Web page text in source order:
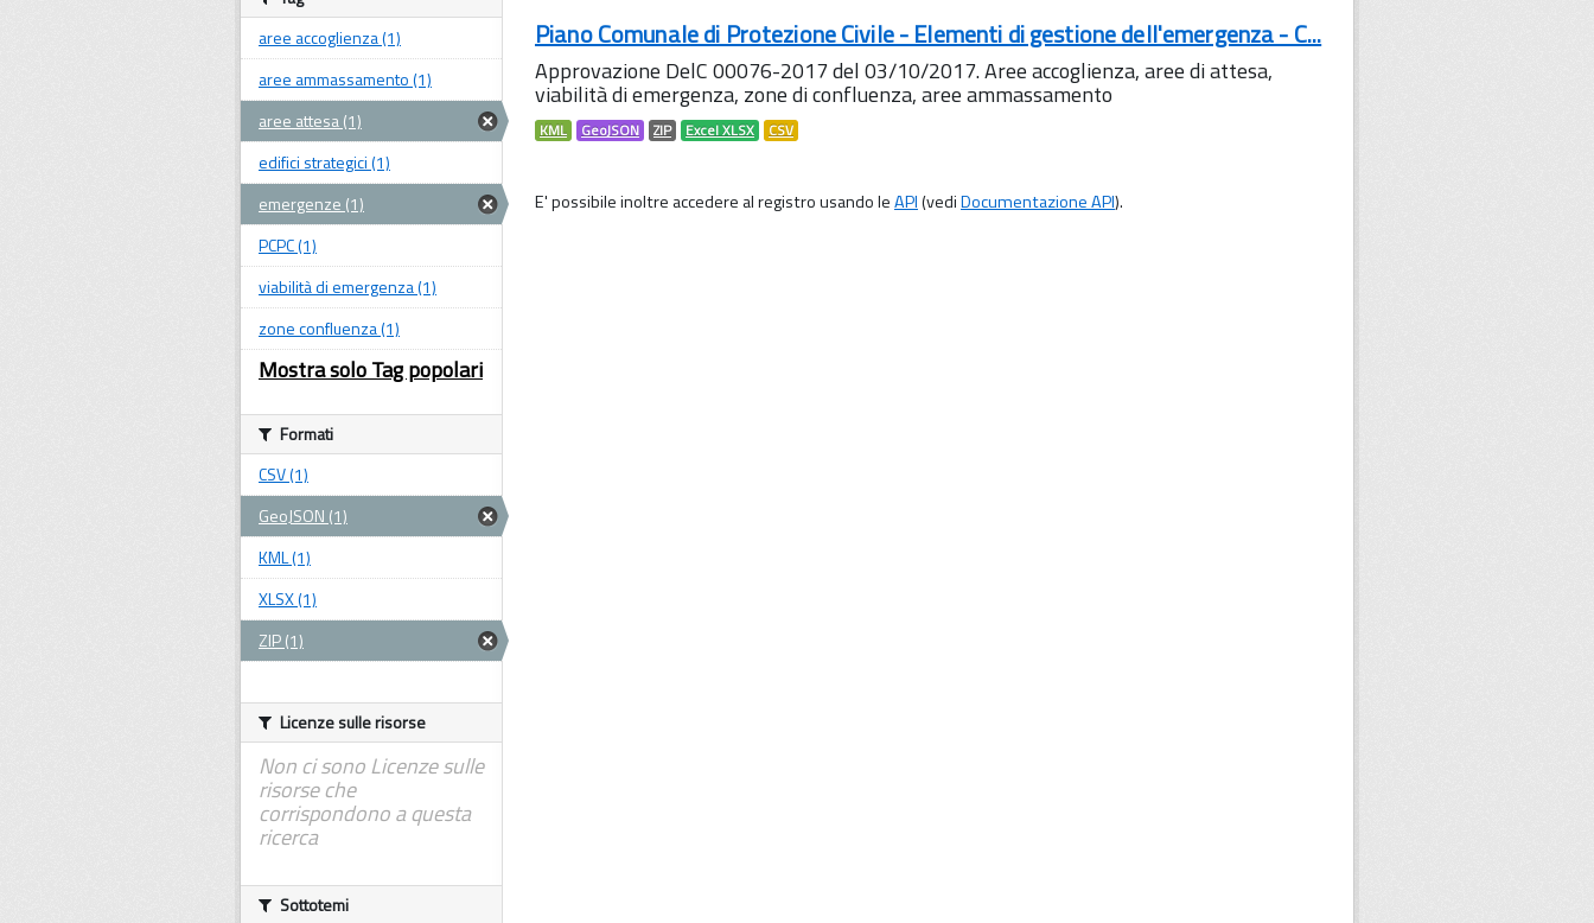
Piano Comunale di Protezione Civile - Elementi di gestione dell'emergenza - C...
Approvazione DelC 00076-2017 del 03/10/2017. Aree accoglienza, aree di attesa,
viabilità di emergenza, zone di confluenza, aree ammassamento
KML GeoJSON ZIP Excel XLSX CSV
E' possibile inoltre accedere al registro usando leAPI(vediDocumentazione API).
aree accoglienza (1)
aree ammassamento (1)
aree attesa (1)
edifici strategici (1)
emergenze (1)
PCPC (1)
viabilità di emergenza (1)
zone confluenza (1)
Mostra solo Tag popolari
Formati
CSV (1)
GeoJSON (1)
KML (1)
XLSX (1)
ZIP (1)
Licenze sulle risorse
Non ci sono Licenze sulle
risorse che
corrispondono a questa
ricerca
Sottotemi